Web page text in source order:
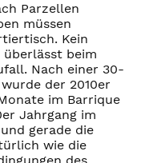
Parzellen
müssen
Kein
überlässt beim
Nach einer 30-
der 2010er
im Barrique
Jahrgang im
gerade die
wie die